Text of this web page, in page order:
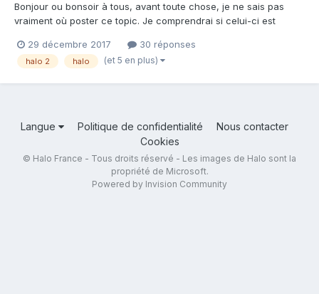
Bonjour ou bonsoir à tous, avant toute chose, je ne sais pas
vraiment où poster ce topic. Je comprendrai si celui-ci est
l'aide. Je suis fondateur d'une communauté, dont je ne citerai
pas le nom pour éviter la pub, et je créer de...
29 décembre 2017 30 réponses
halo 2 halo (et 5 en plus)
Langue Politique de confidentialité
Nous contacter
Cookies
© Halo France - Tous droits réservé - Les images de Halo sont la
propriété de Microsoft.
Powered by Invision Community